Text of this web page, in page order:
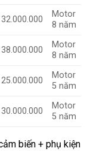
32.000.000
Motor
8 năm
38.000.000
Motor
8 năm
25.000.000
Motor
5 năm
30.000.000
Motor
5 năm
biến + phụ kiện